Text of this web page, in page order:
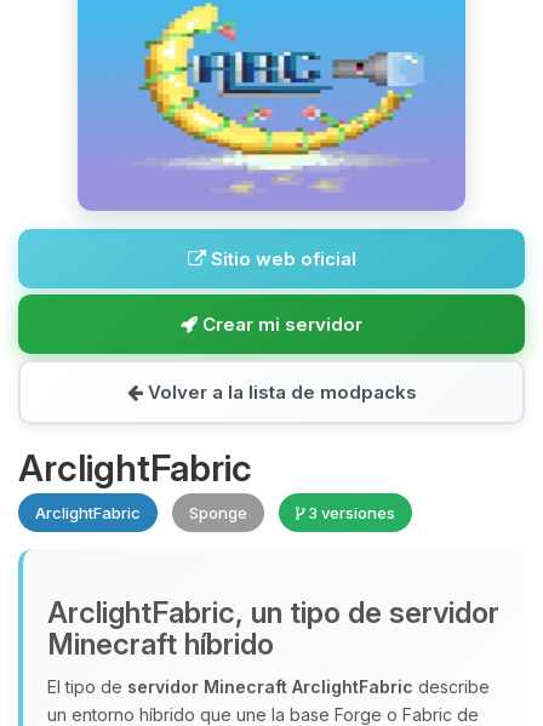
Sitio web oficial
Crear mi servidor
Volver a la lista de modpacks
ArclightFabric
ArclightFabric Sponge 3 versiones
ArclightFabric, un tipo de servidor
Minecraft híbrido
El tipo de servidor Minecraft ArclightFabric describe
un entorno híbrido que une la base Forge o Fabric de
hablar! Soy Choupy, tu pequeno
asistente de BoxToPlay. Cuentame
pequenos circuitos para ayudarte.